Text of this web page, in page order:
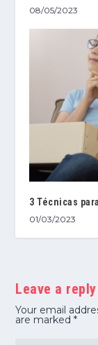
08/05/2023
3 Técnicas
01/03/2023
Leave a reply
Your email
are marked*